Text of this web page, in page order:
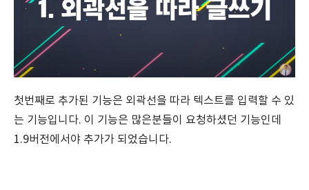
첫번째로 추가된 기능은 외곽선을 따라 텍스트를 입력할 수 있
는 기능입니다. 이 기능은 많은분들이 요청하셨던 기능인데
1.9버전에서야 추가가 되었습니다.